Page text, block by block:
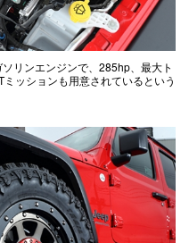
リンエンジンで、285hp、最大ト
ッションも用意されているという